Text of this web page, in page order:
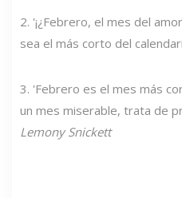
2. '¡¿Febrero, el mes del
sea el más corto del
3. 'Febrero es el mes más
un mes miserable, trata de
Lemony Snickett